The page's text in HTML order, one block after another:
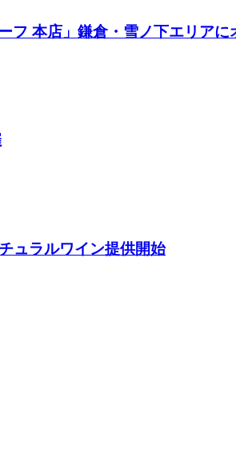
フ 本店」鎌倉・雪ノ下エリアに
ュラルワイン提供開始